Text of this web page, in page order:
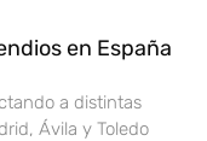
en España
a distintas
Ávila y Toledo